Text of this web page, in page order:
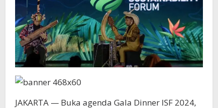
JAKARTA — Buka agenda Gala Dinner ISF 2024,